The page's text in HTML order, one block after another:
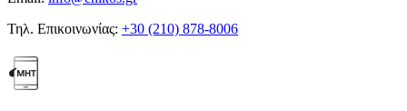
Τηλ. Επικοινωνίας: +30 (210) 878-8006